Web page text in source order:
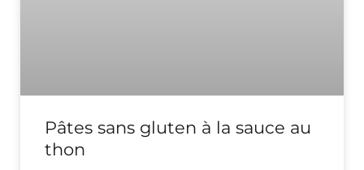
Pâtes sans gluten à la sauce au
thon